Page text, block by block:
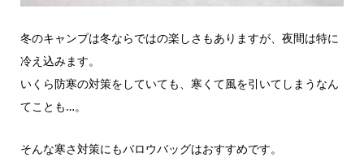
冬のキャンプは冬ならではの楽しさもありますが、夜間は特に
冷え込みます。
いくら防寒の対策をしていても、寒くて風を引いてしまうなん
てことも…。
そんな寒さ対策にもバロウバッグはおすすめです。